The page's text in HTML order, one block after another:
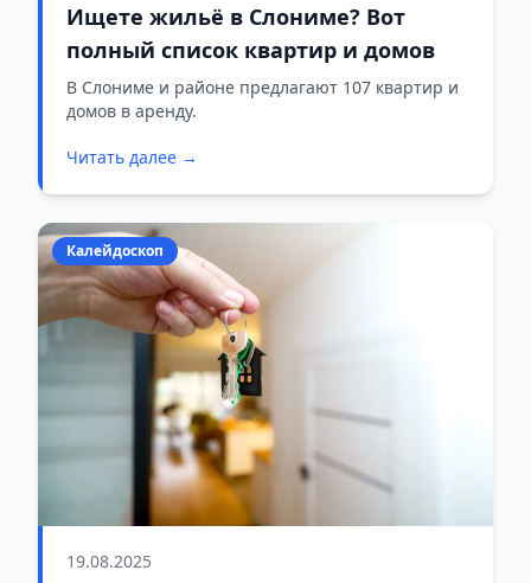
Ищете жильё в Слониме? Вот
полный список квартир и домов
В Слониме и районе предлагают 107 квартир и
домов в аренду.
Читать далее →
Калейдоскоп
19.08.2025